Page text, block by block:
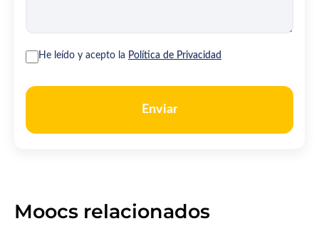
He leído y acepto la Política de Privacidad
Enviar
Moocs relacionados